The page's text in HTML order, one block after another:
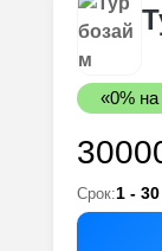
«0%
Срок:1 - 30